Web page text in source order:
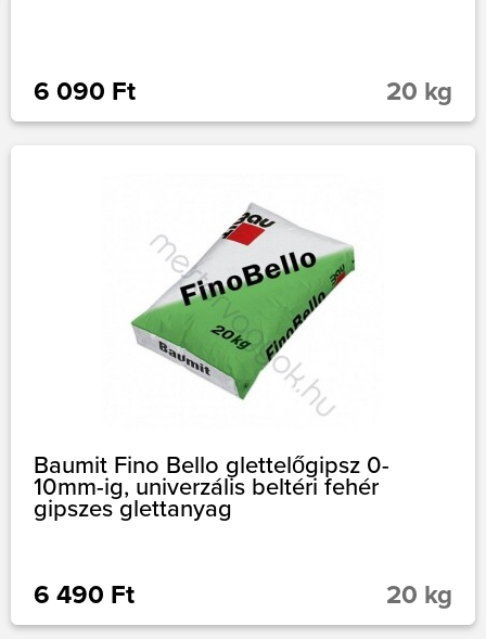
6 090 Ft 20 kg
Baumit Fino Bello glettelőgipsz 0-
10mm-ig, univerzális beltéri fehér
gipszes glettanyag
6 490 Ft 20 kg